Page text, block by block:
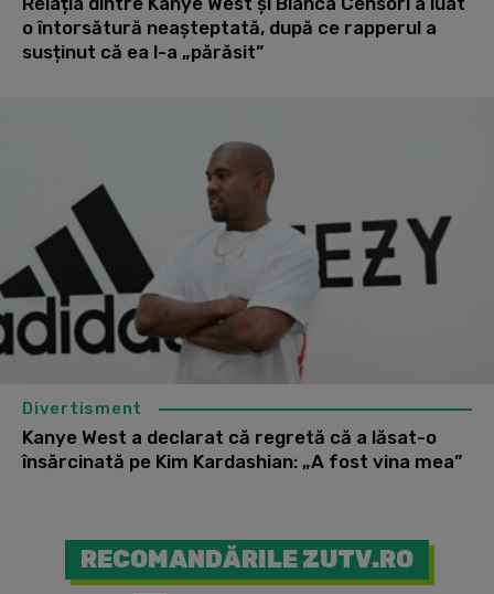
o întorsătură neașteptată, după ce rapperul a
susținut că ea l-a „părăsit”
Divertisment
Kanye West a declarat că regretă că a lăsat-o
însărcinată pe Kim Kardashian: „A fost vina mea”
RECOMANDĂRILE ZUTV.RO